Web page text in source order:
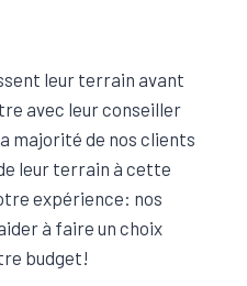
leur terrain avant
avec leur conseiller
majorité de nos clients
leur terrain à cette
expérience: nos
à faire un choix
budget!